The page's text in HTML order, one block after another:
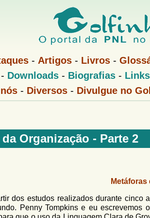
Pular
para
o
principal
- Artigos - Livros -
Downloads- Biografias- Links
- Diversos- Divulgue no
Organização - Parte 2
Metáforas
dos estudos realizados durante cinco
Penny Tompkins e eu escrevemos